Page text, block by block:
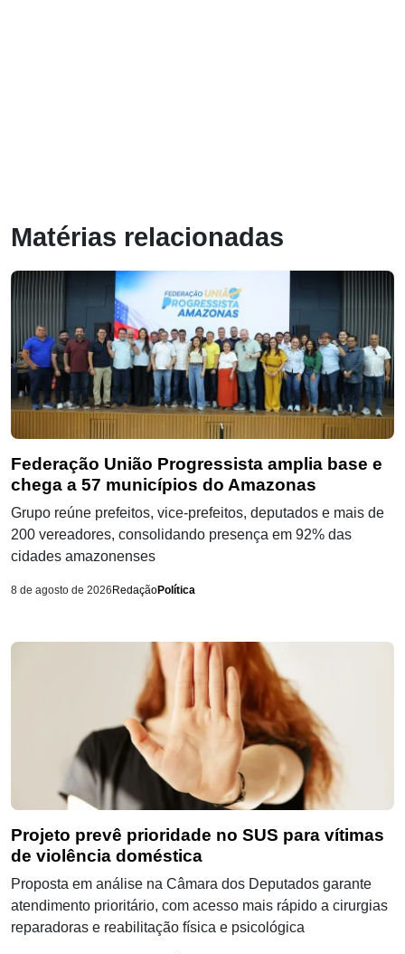
Matérias relacionadas
Federação União Progressista amplia base e
chega a 57 municípios do Amazonas
Grupo reúne prefeitos, vice-prefeitos, deputados e mais de
200 vereadores, consolidando presença em 92% das
cidades amazonenses
8 de agosto de 2026 RedaçãoPolítica
Projeto prevê prioridade no SUS para vítimas
de violência doméstica
Proposta em análise na Câmara dos Deputados garante
atendimento prioritário, com acesso mais rápido a cirurgias
reparadoras e reabilitação física e psicológica